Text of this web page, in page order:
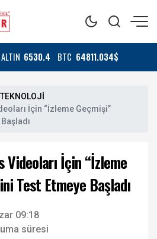
ALTIN 6530.4 BTC 64811.034$
İçin “İzleme Geçmişi”
İçin “İzleme
Test Etmeye Başladı
09:18
süresi